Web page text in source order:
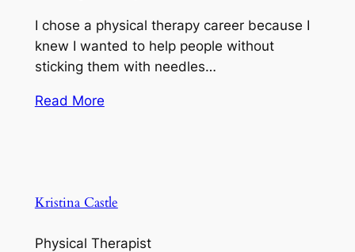
I chose a physical therapy career because I
knew I wanted to help people without
sticking them with needles…
Read More
Kristina Castle
Physical Therapist